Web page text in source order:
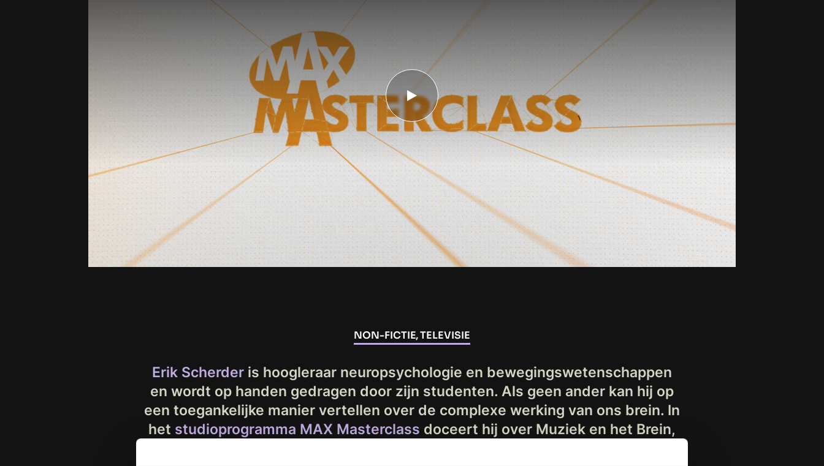
NON-FICTIE, TELEVISIE
Erik Scherder is hoogleraar neuropsychologie en bewegingswetenschappen
en wordt op handen gedragen door zijn studenten. Als geen ander kan hij op
een toegankelijke manier vertellen over de complexe werking van ons brein. In
het studioprogramma MAX Masterclass doceert hij over Muziek en het Brein,